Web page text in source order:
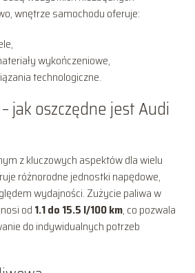
wnętrze samochodu oferuje:
wykończeniowe,
technologiczne.
jak oszczędne jest Audi
z kluczowych aspektów dla wielu
różnorodne jednostki napędowe,
wydajności. Zużycie paliwa w
od 1.1 do 15.5 l/100 km, co pozwala
do indywidualnych potrzeb